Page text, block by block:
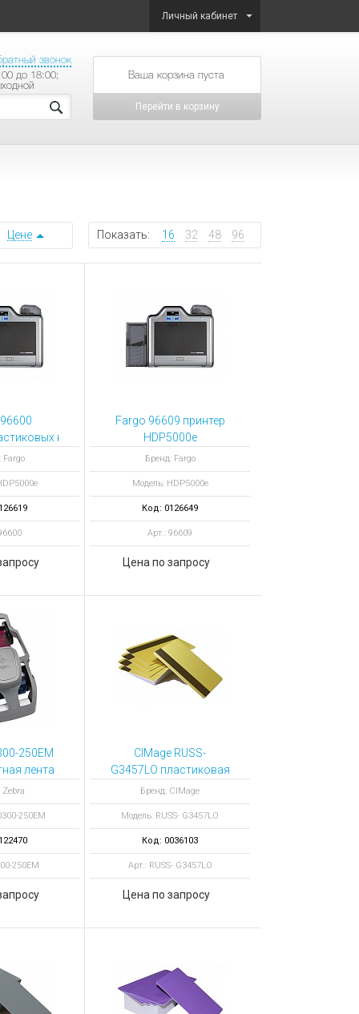
Личный кабинет
звонок
до 18:00;
товаров на сумму
Перейти в корзину
Показать: 16 32 48 96
Цене
карт HDP5000e
Fargo
Fargo 96609 принтер
HDP5000e
односторонний с
кодировщиками 5127
SI и Seos Smart Card
Encoder
Бренд: Fargo
Модель: HDP5000e
Код: 0126649
Арт.: 96609
Цена по запросу
250EM
лента
для
200
Zebra
250EM
250EM
CIMage RUSS-
G3457LO пластиковая
карта с магнитной
полосой
Бренд: CIMage
Модель: RUSS- G3457LO
Код: 0036103
Арт.: RUSS- G3457LO
Цена по запросу